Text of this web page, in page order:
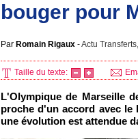
bouger pour
Par Romain Rigaux -Actu
Taille du texte:
L'Olympique de Marseille
proche d'un accord avec le
une évolution est attendue